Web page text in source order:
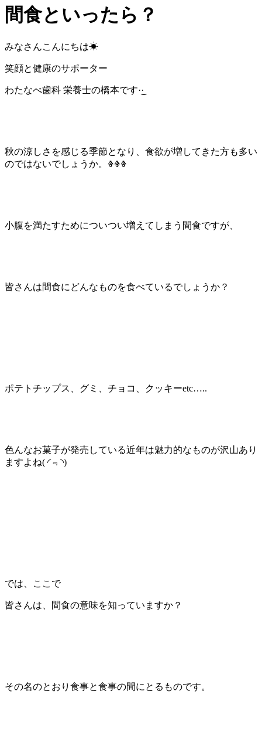
間食といったら？
みなさんこんにちは‪☀︎
笑顔と健康のサポーター
わたなべ歯科 栄養士の橋本です·͜·
秋の涼しさを感じる季節となり、食欲が増してきた方も多い
のではないでしょうか。ⰦⰦⰦ
小腹を満たすためについつい増えてしまう間食ですが、
皆さんは間食にどんなものを食べているでしょうか？
ポテトチップス、グミ、チョコ、クッキーetc…..
色んなお菓子が発売している近年は魅力的なものが沢山あり
ますよね( ◜﹃◝)
では、ここで
皆さんは、間食の意味を知っていますか？
その名のとおり食事と食事の間にとるものです。